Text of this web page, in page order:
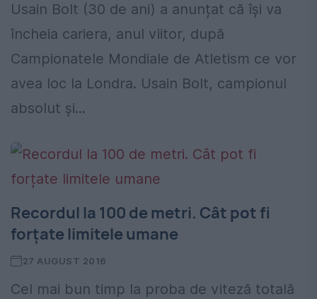
Usain Bolt (30 de ani) a anunțat că își va
încheia cariera, anul viitor, după
Campionatele Mondiale de Atletism ce vor
avea loc la Londra. Usain Bolt, campionul
absolut și...
Recordul la 100 de metri. Cât pot fi
forțate limitele umane
27 AUGUST 2016
Cel mai bun timp la proba de viteză totală